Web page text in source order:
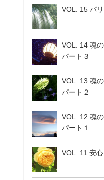
VOL. 15 パ
VOL. 14 魂
パート３
VOL. 13 魂
パート２
VOL. 12 魂
パート１
VOL. 11 安